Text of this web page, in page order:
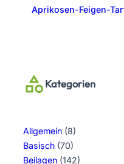
Aprikosen-Feigen-
Kategorien
Allgemein (8)
Basisch (70)
Beilagen (142)